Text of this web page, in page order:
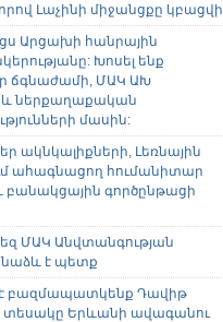
Լաչինի միջանցքը կբացվի
Արցախի հանրային
Խոսել ենք
ճգնաժամի, ՄԱԿ ԱԽ
և ներքաղաքական
մասին:
ակնկալիքների, Լեռնային
ահագնացող հումանիտար
բանակցային գործընթացի
ՄԱԿ Անվտանգության
է պետք
բազմապատկենք Դավիթ
տեսակը Երևանի ավագանու